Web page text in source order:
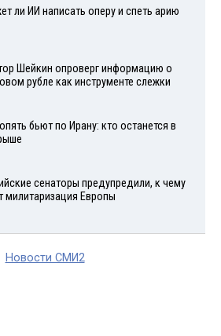
ли ИИ написать оперу и спеть арию
Шейкин опроверг информацию о
рубле как инструменте слежки
бьют по Ирану: кто останется в
сенаторы предупредили, к чему
милитаризация Европы
Новости СМИ2